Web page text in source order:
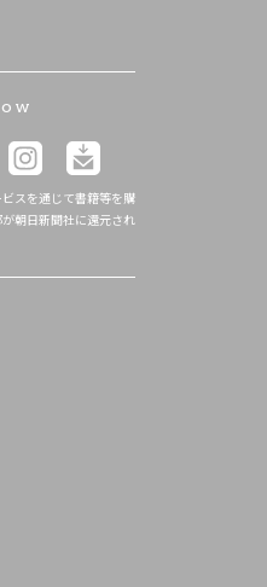
スを通じて書籍等を購
朝日新聞社に還元され